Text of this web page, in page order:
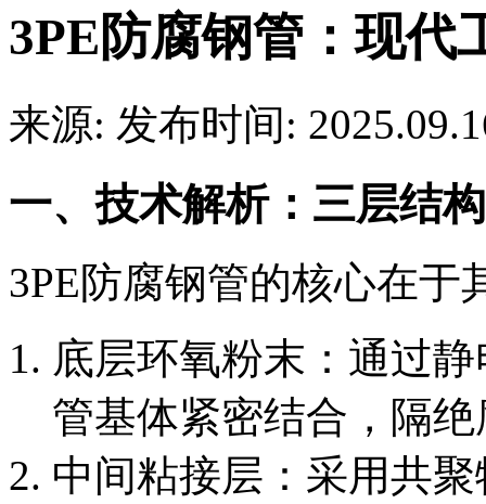
3PE防腐钢管：现代
来源: 发布时间:
一、技术解析：三层结
3PE防腐钢管的核心在于
底层环氧粉末：通过
管基体紧密结合，隔
中间粘接层：采用共